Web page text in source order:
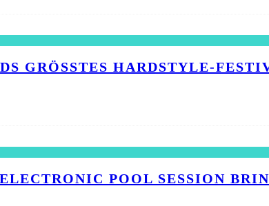
GRÖSSTES HARDSTYLE-
POOL SESSION